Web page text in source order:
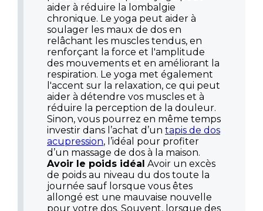
aider à réduire la lombalgie
chronique. Le yoga peut aider à
soulager les maux de dos en
relâchant les muscles tendus, en
renforçant la force et l'amplitude
des mouvements et en améliorant la
respiration. Le yoga met également
l'accent sur la relaxation, ce qui peut
aider à détendre vos muscles et à
réduire la perception de la douleur.
Sinon, vous pourrez en même temps
investir dans l’achat d’un tapis de dos
acupression, l’idéal pour profiter
d’un massage de dos à la maison.
Avoir le poids idéal Avoir un excès
de poids au niveau du dos toute la
journée sauf lorsque vous êtes
allongé est une mauvaise nouvelle
pour votre dos. Souvent, lorsque des